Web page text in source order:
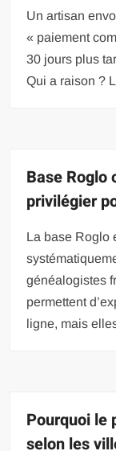
Un artisan
« paiement
30 jours plus
Qui a raison ?
Base Roglo
privilégier
La base Roglo
généalogistes
permettent
ligne, mais
Pourquoi le
selon les